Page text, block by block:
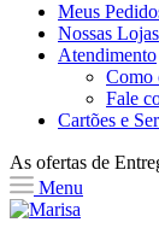
Meus
Nossas Lojas
Atendimento
Como
Fale
Cartões e
As ofertas de
Menu